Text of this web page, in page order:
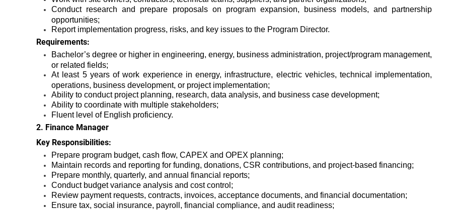
Conduct research and prepare proposals on program expansion, business models, and partnership
opportunities;
Report implementation progress, risks, and key issues to the Program Director.
Requirements:
Bachelor’s degree or higher in engineering, energy, business administration, project/program management,
or related fields;
At least 5 years of work experience in energy, infrastructure, electric vehicles, technical implementation,
operations, business development, or project implementation;
Ability to conduct project planning, research, data analysis, and business case development;
Ability to coordinate with multiple stakeholders;
Fluent level of English proficiency.
2. Finance Manager
Key Responsibilities:
Prepare program budget, cash flow, CAPEX and OPEX planning;
Maintain records and reporting for funding, donations, CSR contributions, and project-based financing;
Prepare monthly, quarterly, and annual financial reports;
Conduct budget variance analysis and cost control;
Review payment requests, contracts, invoices, acceptance documents, and financial documentation;
Ensure tax, social insurance, payroll, financial compliance, and audit readiness;